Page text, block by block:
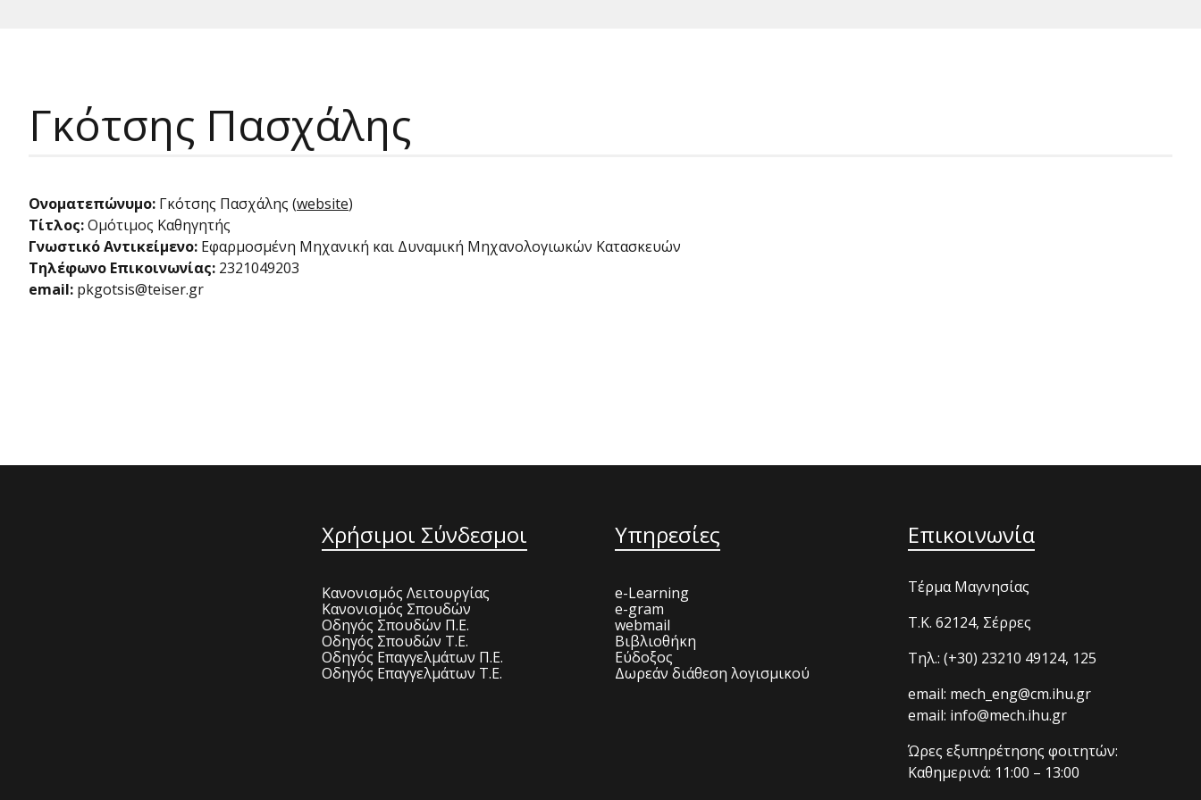
Γκότσης Πασχάλης
Ονοματεπώνυμο: Γκότσης Πασχάλης (website)
Τίτλος:Ομότιμος Καθηγητής
Γνωστικό Αντικείμενο: Εφαρμοσμένη Μηχανική και Δυναμική Μηχανολoγιωκών Κατασκευών
Τηλέφωνο Επικοινωνίας: 2321049203
email: pkgotsis@teiser.gr
Χρήσιμοι Σύνδεσμοι
Κανονισμός Λειτουργίας
Κανονισμός Σπουδών
Οδηγός Σπουδών Π.Ε.
Οδηγός Σπουδών Τ.Ε.
Οδηγός Επαγγελμάτων Π.Ε.
Οδηγός Επαγγελμάτων Τ.Ε.
Υπηρεσίες
e-Learning
e-gram
webmail
Βιβλιοθήκη
Εύδοξος
Δωρεάν διάθεση λογισμικού
Επικοινωνία
Τέρμα Μαγνησίας
T.K. 62124, Σέρρες
Τηλ.: (+30) 23210 49124, 125
email: mech_eng@cm.ihu.gr
email: info@mech.ihu.gr
Ώρες εξυπηρέτησης φοιτητών:
Καθημερινά: 11:00 – 13:00